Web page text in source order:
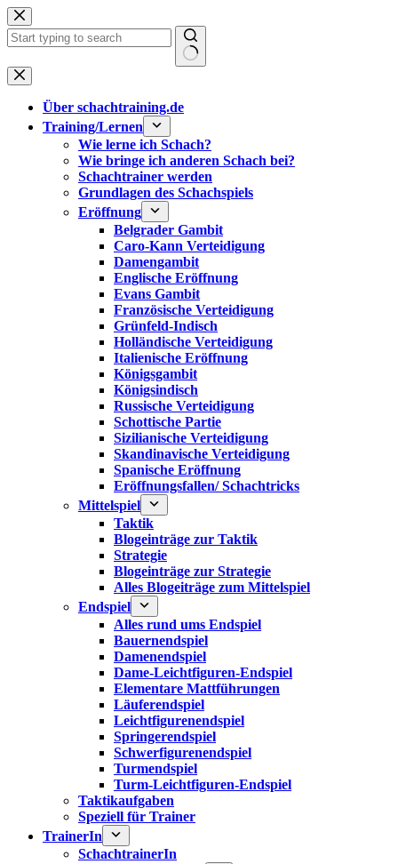
Zum
Inhalt
springen
Keine
Ergebnisse
Über schachtraining.de
Training/Lernen
Wie lerne ich Schach?
Wie bringe ich anderen Schach bei?
Schachtrainer werden
Grundlagen des Schachspiels
Eröffnung
Belgrader Gambit
Caro-Kann Verteidigung
Damengambit
Englische Eröffnung
Evans Gambit
Französische Verteidigung
Grünfeld-Indisch
Holländische Verteidigung
Italienische Eröffnung
Königsgambit
Königsindisch
Russische Verteidigung
Schottische Partie
Sizilianische Verteidigung
Skandinavische Verteidigung
Spanische Eröffnung
Eröffnungsfallen/ Schachtricks
Mittelspiel
Taktik
Blogeinträge zur Taktik
Strategie
Blogeinträge zur Strategie
Alles Blogeiträge zum Mittelspiel
Endspiel
Alles rund ums Endspiel
Bauernendspiel
Damenendspiel
Dame-Leichtfiguren-Endspiel
Elementare Mattführungen
Läuferendspiel
Leichtfigurenendspiel
Springerendspiel
Schwerfigurenendspiel
Turmendspiel
Turm-Leichtfiguren-Endspiel
Taktikaufgaben
Speziell für Trainer
TrainerIn
SchachtrainerIn